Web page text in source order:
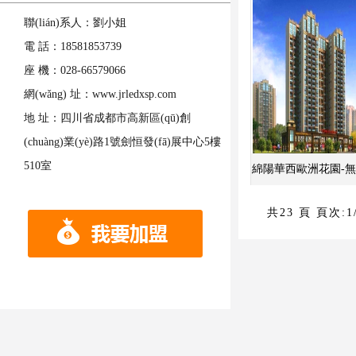
聯(lián)系人：劉小姐
電 話：18581853739
座 機：028-66579066
網(wǎng) 址：www.jrledxsp.com
地 址：四川省成都市高新區(qū)創
(chuàng)業(yè)路1號劍恒發(fā)展中心5樓
510室
綿陽華西歐洲花園-
共23 頁 頁次